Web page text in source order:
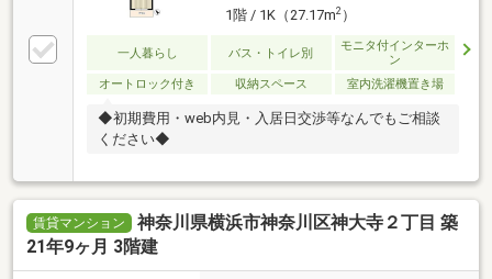
1階 / 1K（27.17m2）
一人暮らし バス・トイレ別
モニタ付インターホ
ン
オートロック付き
収納スペース 室内洗濯機置き場
◆初期費用・web内見・入居日交渉等なんでもご相談
ください◆
賃貸マンション
神奈川県横浜市神奈川区神大寺２丁目 築
21年9ヶ月 3階建